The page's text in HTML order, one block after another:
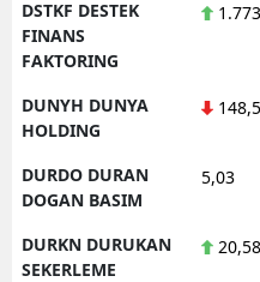
DSTKF DESTEK
FINANS
FAKTORING
DUNYH DUNYA
HOLDING
DURDO DURAN
DOGAN BASIM
5,03
DURKN DURUKAN
SEKERLEME
20,58